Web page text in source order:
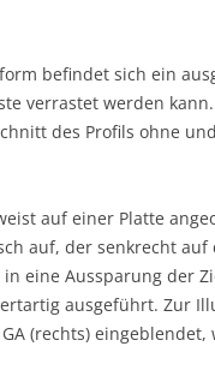
befindet sich ein
verrastet werden
des Profils ohne
auf einer Platte
auf, der senkrecht auf
eine Aussparung der
ausgeführt. Zur
(rechts)